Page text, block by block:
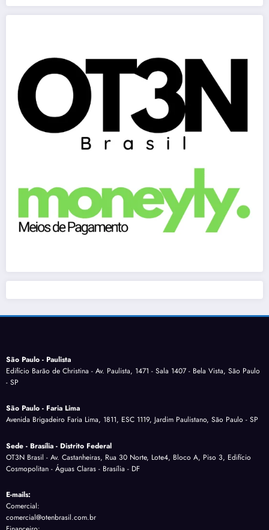
São Paulo - Paulista
Edifício Barão de Christina - Av. Paulista, 1471 - Sala 1407 - Bela Vista, São Paulo
- SP
São Paulo - Faria Lima
Avenida Brigadeiro Faria Lima, 1811, ESC 1119, Jardim Paulistano, São Paulo - SP
Sede - Brasília - Distrito Federal
OT3N Brasil - Av. Castanheiras, Rua 30 Norte, Lote4, Bloco A, Piso 3, Edifício
Cosmopolitan - Águas Claras - Brasília - DF
E-mails:
Comercial:
comercial@otenbrasil.com.br